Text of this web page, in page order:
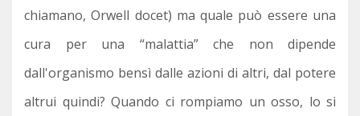
chiamano, Orwell docet) ma quale può essere una
cura per una “malattia” che non dipende
dall'organismo bensì dalle azioni di altri, dal potere
altrui quindi? Quando ci rompiamo un osso, lo si